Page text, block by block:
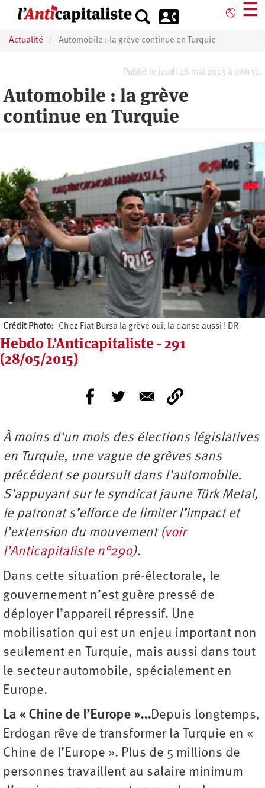
principal
⎋ ☰
Actualité Automobile : la grève continue en Turquie
Publié le Jeudi 28 mai 2015 à 08h32.
Automobile : la grève
continue en Turquie
Crédit Photo Chez Fiat Bursa la grève oui, la danse aussi ! DR
Hebdo L’Anticapitaliste - 291
(28/05/2015)
À moins d’un mois des élections législatives
en Turquie, une vague de grèves sans
précédent se poursuit dans l’automobile.
S’appuyant sur le syndicat jaune Türk Metal,
le patronat s’efforce de limiter l’impact et
l’extension du mouvement (voir
l’Anticapitaliste n°290).
Dans cette situation pré-électorale, le
gouvernement n’est guère pressé de
déployer l’appareil répressif. Une
mobilisation qui est un enjeu important non
seulement en Turquie, mais aussi dans tout
le secteur automobile, spécialement en
Europe.
La « Chine de l’Europe »...Depuis longtemps,
Erdogan rêve de transformer la Turquie en «
Chine de l’Europe ». Plus de 5 millions de
personnes travaillent au salaire minimum